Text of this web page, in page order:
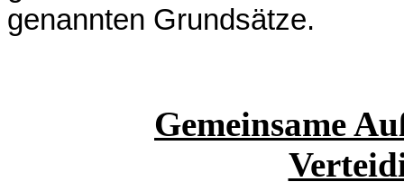
genannten Grundsätze.
Gemeinsame